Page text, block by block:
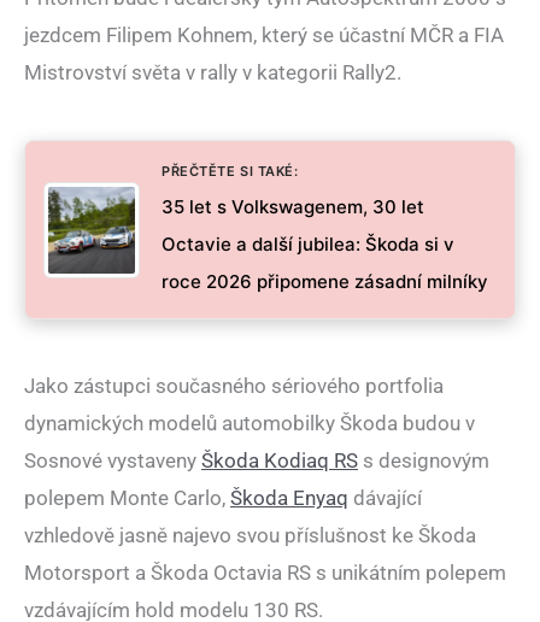
jezdcem Filipem Kohnem, který se účastní MČR a FIA
Mistrovství světa v rally v kategorii Rally2.
PŘEČTĚTE SI TAKÉ:
35 let s Volkswagenem, 30 let
Octavie a další jubilea: Škoda si v
roce 2026 připomene zásadní milníky
Jako zástupci současného sériového portfolia
dynamických modelů automobilky Škoda budou v
Sosnové vystaveny Škoda Kodiaq RS s designovým
polepem Monte Carlo, Škoda Enyaq dávající
vzhledově jasně najevo svou příslušnost ke Škoda
Motorsport a Škoda Octavia RS s unikátním polepem
vzdávajícím hold modelu 130 RS.